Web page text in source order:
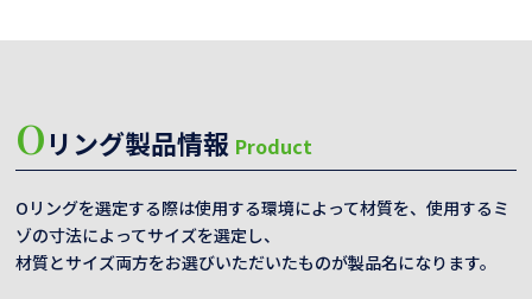
Oリング製品情報 Product
Oリングを選定する際は使用する環境によって材質を、使用するミ
ゾの寸法によってサイズを選定し、
材質とサイズ両方をお選びいただいたものが製品名になります。